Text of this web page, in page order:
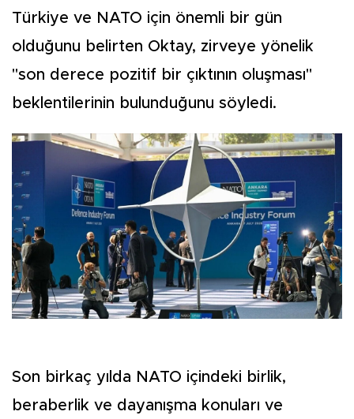
Türkiye ve NATO için önemli bir gün
olduğunu belirten Oktay, zirveye yönelik
"son derece pozitif bir çıktının oluşması"
beklentilerinin bulunduğunu söyledi.
Son birkaç yılda NATO içindeki birlik,
beraberlik ve dayanışma konuları ve